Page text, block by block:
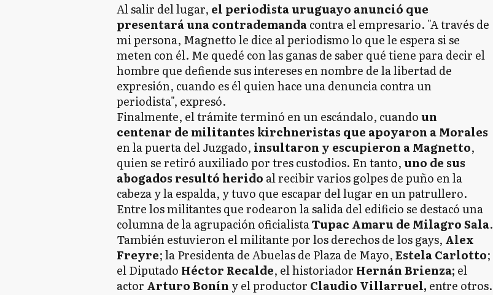
Al salir del lugar, el periodista uruguayo anunció que
presentará una contrademandacontra el empresario. "A través de
mi persona, Magnetto le dice al periodismo lo que le espera si se
meten con él. Me quedé con las ganas de saber qué tiene para decir el
hombre que defiende sus intereses en nombre de la libertad de
expresión, cuando es él quien hace una denuncia contra un
periodista", expresó.
Finalmente, el trámite terminó en un escándalo, cuandoun
centenar de militantes kirchneristas que apoyaron a Morales
en la puerta del Juzgado, insultaron y escupieron a Magnetto,
quien se retiró auxiliado por tres custodios. En tanto,uno de sus
abogados resultó herido al recibir varios golpes de puño en la
cabeza y la espalda, y tuvo que escapar del lugar en un patrullero.
Entre los militantes que rodearon la salida del edificio se destacó una
columna de la agrupación oficialistaTupac Amaru de Milagro Sala.
También estuvieron el militante por los derechos de los gays, Alex
Freyre; la Presidenta de Abuelas de Plaza de Mayo,Estela Carlotto;
el Diputado Héctor Recalde, el historiador Hernán Brienza; el
actor Arturo Bonín y el productor Claudio Villarruel, entre otros.